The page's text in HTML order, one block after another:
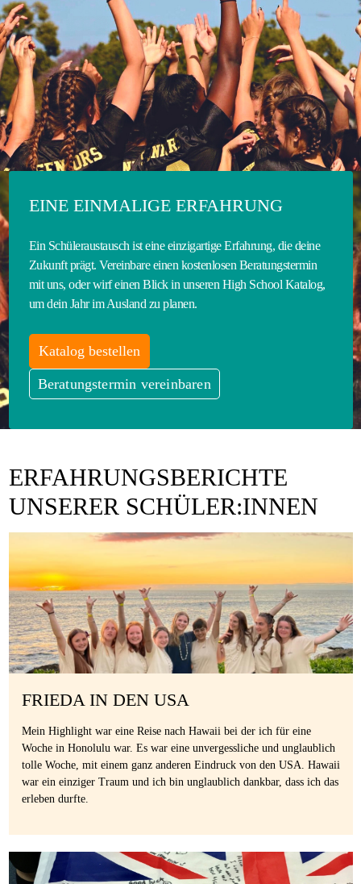
EINE EINMALIGE ERFAHRUNG
Ein Schüleraustausch ist eine einzigartige Erfahrung, die deine
Zukunft prägt. Vereinbare einen kostenlosen Beratungstermin
mit uns, oder wirf einen Blick in unseren High School Katalog,
um dein Jahr im Ausland zu planen.
Katalog bestellen
Beratungstermin vereinbaren
ERFAHRUNGSBERICHTE
UNSERER SCHÜLER:INNEN
FRIEDA IN DEN USA
Mein Highlight war eine Reise nach Hawaii bei der ich für eine
Woche in Honolulu war. Es war eine unvergessliche und unglaublich
tolle Woche, mit einem ganz anderen Eindruck von den USA. Hawaii
war ein einziger Traum und ich bin unglaublich dankbar, dass ich das
erleben durfte.